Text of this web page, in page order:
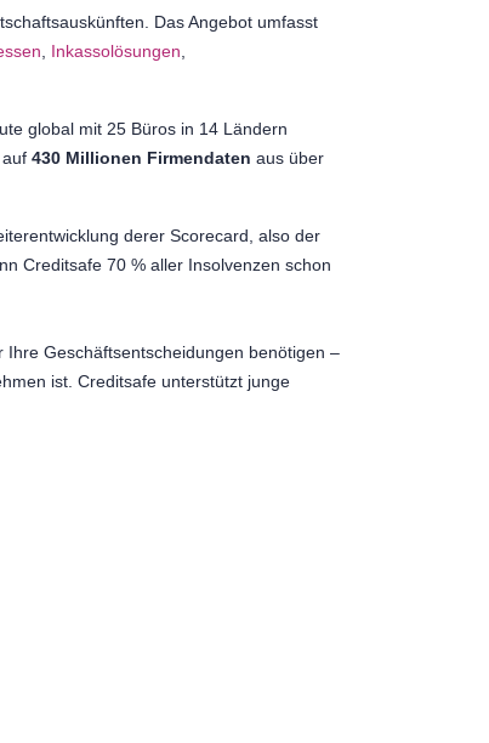
Das Angebot umfasst
Inkassolösungen
global mit 25 Büros in 14 Ländern
430 Millionen Firmendaten aus über
derer Scorecard, also der
Creditsafe 70 % aller Insolvenzen schon
Geschäftsentscheidungen benötigen –
ist. Creditsafe unterstützt junge